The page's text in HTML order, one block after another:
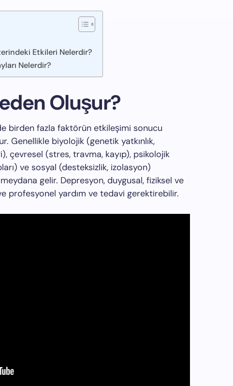
Etkileri Nelerdir?
Nelerdir?
Oluşur?
birden fazla faktörün etkileşimi sonucu
Genellikle biyolojik (genetik yatkınlık,
çevresel (stres, travma, kayıp), psikolojik
ve sosyal (desteksizlik, izolasyon)
gelir. Depresyon, duygusal, fiziksel ve
profesyonel yardım ve tedavi gerektirebilir.